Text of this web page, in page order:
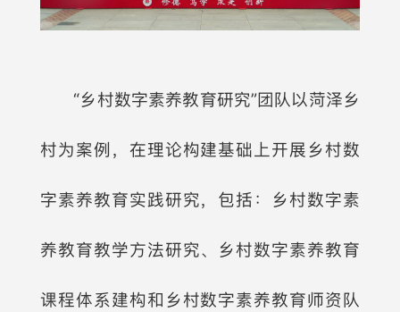
“乡村数字素养教育研究”团队以菏泽乡
村为案例，在理论构建基础上开展乡村数
字素养教育实践研究，包括：乡村数字素
养教育教学方法研究、乡村数字素养教育
课程体系建构和乡村数字素养教育师资队